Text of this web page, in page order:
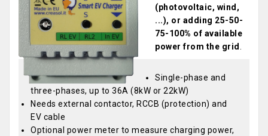
(photovoltaic, wind,
...), or adding 25-50-
75-100% of available
power from the grid
Single-phase and
three-phases, up to 36A (8kW or 22kW)
Needs external contactor, RCCB (protection) and
EV cable
Optional power meter to measure charging power,